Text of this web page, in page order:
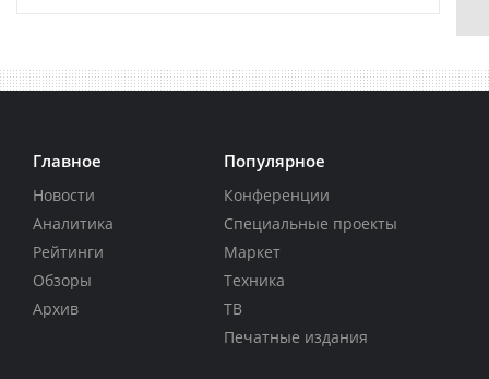
Главное
Новости
Аналитика
Рейтинги
Обзоры
Архив
Популярное
Конференции
Специальные проекты
Маркет
Техника
ТВ
Печатные издания